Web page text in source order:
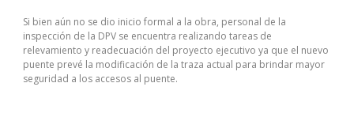
Si bien aún no se dio inicio formal a la obra, personal de la
inspección de la DPV se encuentra realizando tareas de
relevamiento y readecuación del proyecto ejecutivo ya que el nuevo
puente prevé la modificación de la traza actual para brindar mayor
seguridad a los accesos al puente.